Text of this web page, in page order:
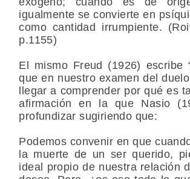
igualmente se convierte en
como cantidad irrumpiente.
p.1155)
El mismo Freud (1926) escribe
que en nuestro examen del
llegar a comprender por qué es
afirmación en la que Nasio
profundizar sugiriendo que:
Podemos convenir en que
la muerte de un ser querido,
ideal propio de nuestra relación